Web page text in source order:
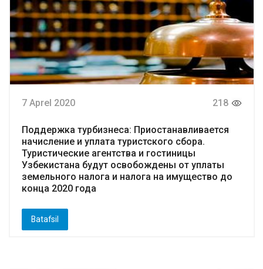
7 Aprel 2020 218
Поддержка турбизнеса: Приостанавливается
начисление и уплата туристского сбора.
Туристические агентства и гостиницы
Узбекистана будут освобождены от уплаты
земельного налога и налога на имущество до
конца 2020 года
Batafsil